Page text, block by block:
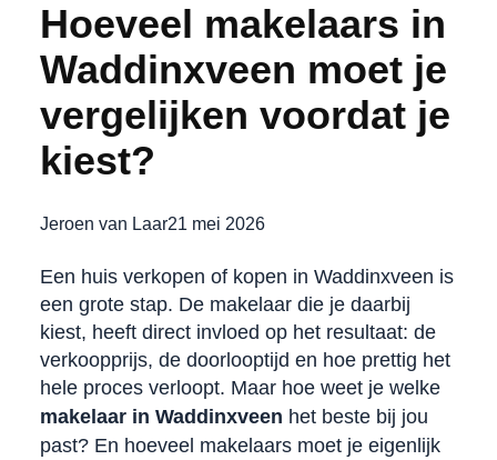
Hoeveel makelaars in
Waddinxveen moet je
vergelijken voordat je
kiest?
Jeroen van Laar21 mei 2026
Een huis verkopen of kopen in Waddinxveen is
een grote stap. De makelaar die je daarbij
kiest, heeft direct invloed op het resultaat: de
verkoopprijs, de doorlooptijd en hoe prettig het
hele proces verloopt. Maar hoe weet je welke
makelaar in Waddinxveen het beste bij jou
past? En hoeveel makelaars moet je eigenlijk